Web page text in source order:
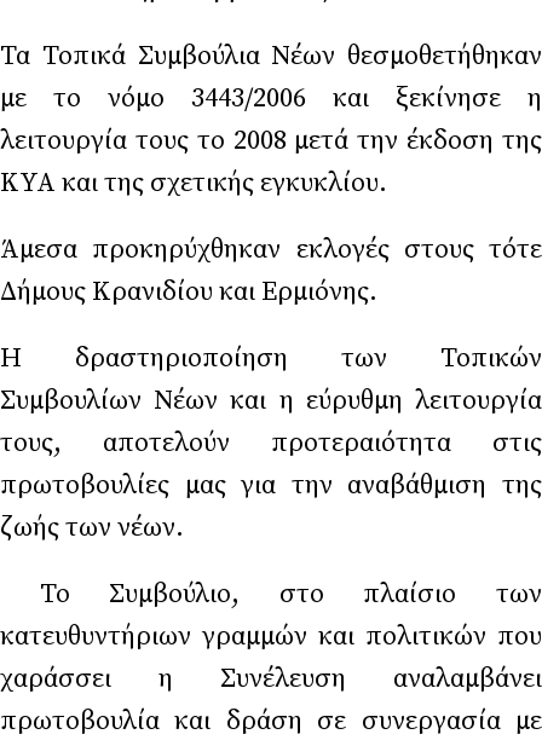
Τα Τοπικά Συμβούλια Νέων θεσμοθετήθηκαν
με το νόμο 3443/2006 και ξεκίνησε η
λειτουργία τους το 2008 μετά την έκδοση της
ΚΥΑ και της σχετικής εγκυκλίου.
Άμεσα προκηρύχθηκαν εκλογές στους τότε
Δήμους Κρανιδίου και Ερμιόνης.
Η δραστηριοποίηση των Τοπικών
Συμβουλίων Νέων και η εύρυθμη λειτουργία
τους, αποτελούν προτεραιότητα στις
πρωτοβουλίες μας για την αναβάθμιση της
ζωής των νέων.
Το Συμβούλιο, στο πλαίσιο των
κατευθυντήριων γραμμών και πολιτικών που
χαράσσει η Συνέλευση αναλαμβάνει
πρωτοβουλία και δράση σε συνεργασία με